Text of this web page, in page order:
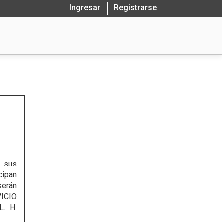
Ingresar Registrarse
sus
H.